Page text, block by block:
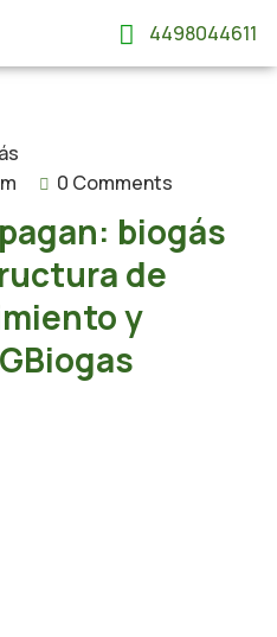
4498044611
0 Comments
biogás
de
y